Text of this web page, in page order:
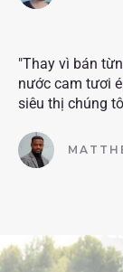
"Thay vì bán
nước cam tươi
siêu thị chúng